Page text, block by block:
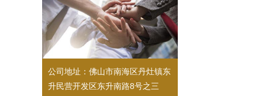
公司地址：佛山市南海区丹灶镇东
升民营开发区东升南路8号之三